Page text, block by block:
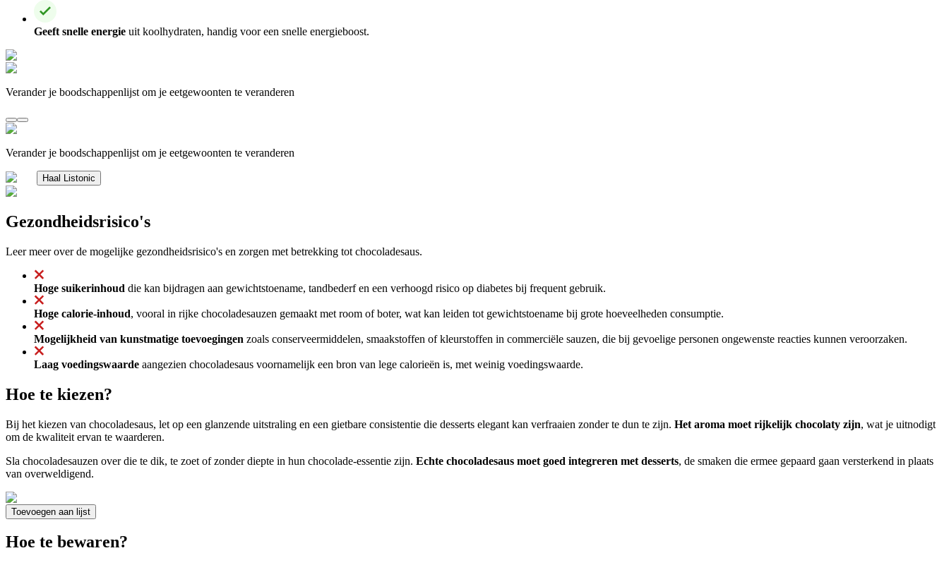
Geeft snelle energie uit koolhydraten, handig voor een snelle energieboost.
Verander je boodschappenlijst om je eetgewoonten te veranderen
Verander je boodschappenlijst om je eetgewoonten te veranderen
Haal Listonic
Gezondheidsrisico's
Leer meer over de mogelijke gezondheidsrisico's en zorgen met betrekking tot chocoladesaus.
Hoge suikerinhoud die kan bijdragen aan gewichtstoename, tandbederf en een verhoogd risico op diabetes bij frequent gebruik.
Hoge calorie-inhoud, vooral in rijke chocoladesauzen gemaakt met room of boter, wat kan leiden tot gewichtstoename bij grote hoeveelheden consumptie.
Mogelijkheid van kunstmatige toevoegingen zoals conserveermiddelen, smaakstoffen of kleurstoffen in commerciële sauzen, die bij gevoelige personen ongewenste reacties kunnen veroorzaken.
Laag voedingswaarde aangezien chocoladesaus voornamelijk een bron van lege calorieën is, met weinig voedingswaarde.
Hoe te kiezen?
Bij het kiezen van chocoladesaus, let op een glanzende uitstraling en een gietbare consistentie die desserts elegant kan verfraaien zonder te dun te zijn. Het aroma moet rijkelijk chocolaty zijn, wat je uitnodigt
om de kwaliteit ervan te waarderen.
Sla chocoladesauzen over die te dik, te zoet of zonder diepte in hun chocolade-essentie zijn. Echte chocoladesaus moet goed integreren met desserts, de smaken die ermee gepaard gaan versterkend in plaats
van overweldigend.
Toevoegen aan lijst
Hoe te bewaren?